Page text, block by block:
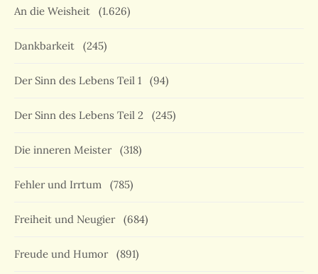
An die Weisheit (1.626)
Dankbarkeit (245)
Der Sinn des Lebens Teil 1 (94)
Der Sinn des Lebens Teil 2 (245)
Die inneren Meister (318)
Fehler und Irrtum (785)
Freiheit und Neugier (684)
Freude und Humor (891)